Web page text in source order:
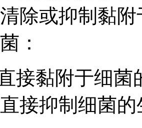
除或抑制黏
：
接黏附于细菌
接抑制细菌的